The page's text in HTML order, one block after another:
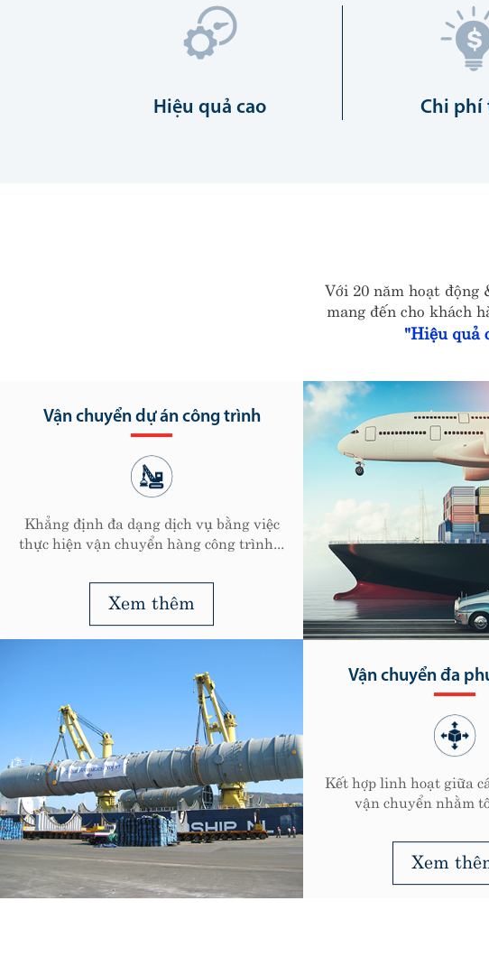
Hiệu quả cao Chi phí
Với 20 năm hoạt
mang đến cho khách
"Hiệu quả
Vận chuyển đa phương thức
Kết hợp linh hoạt giữa các phương thức
vận chuyển nhằm tối ưu hóa...
Xem thêm
Dịch vụ
Với hơn 5.000m2 kho
công nghiệp Bình
Xem